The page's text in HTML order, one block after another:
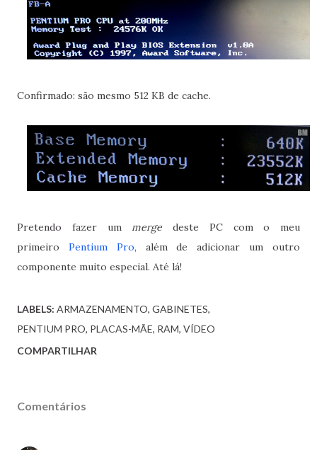
Confirmado: são mesmo 512 KB de cache.
Pretendo fazer ummerge deste PC com o meu
primeiro Pentium Pro, além de adicionar um outro
componente muito especial. Até lá!
LABELS: ARMAZENAMENTO GABINETES
PENTIUM PRO PLACAS-MÃE RAM VÍDEO
COMPARTILHAR
Comentários